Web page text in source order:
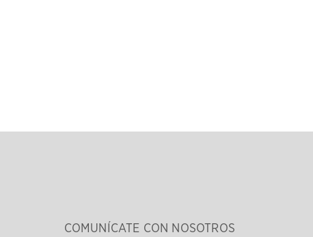
COMUNÍCATE CON NOSOTROS